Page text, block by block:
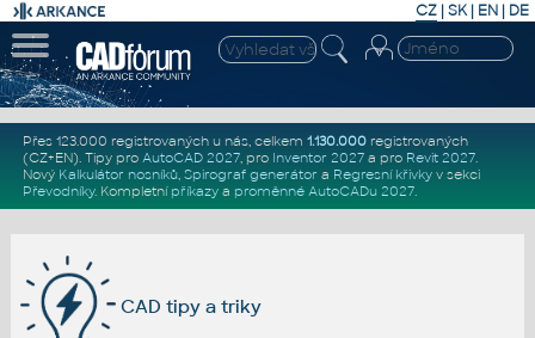
CZ | SK| EN | DE
Přes 123.000 registrovaných u nás, celkem 1.130.000registrovaných
(CZ+EN). Tipy pro AutoCAD 2027, pro Inventor 2027a pro Revit 2027.
Nový Kalkulátor nosníků, Spirograf generátor a Regresní křivkyv sekci
Převodníky. Kompletní příkazya proměnné AutoCADu 2027.
CAD tipy a triky